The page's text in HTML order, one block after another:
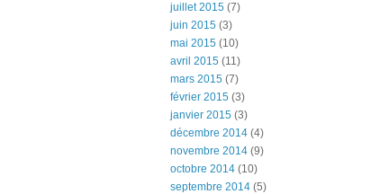
juillet 2015 (7)
juin 2015 (3)
mai 2015 (10)
avril 2015 (11)
mars 2015 (7)
février 2015 (3)
janvier 2015 (3)
décembre 2014 (4)
novembre 2014 (9)
octobre 2014 (10)
septembre 2014 (5)